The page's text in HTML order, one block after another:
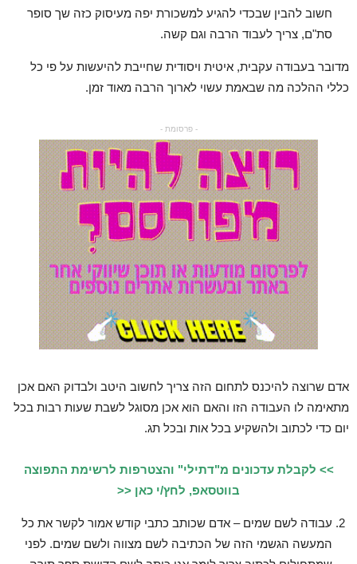
חשוב להבין שבכדי להגיע למשכורת יפה מעיסוק כזה שך סופר
סת"ם, צריך לעבוד הרבה וגם קשה.
מדובר בעבודה עקבית, איטית ויסודית שחייבת להיעשות על פי כל
כללי ההלכה מה שבאמת עשוי לארוך הרבה מאוד זמן.
- פרסומת -
אדם שרוצה להיכנס לתחום הזה צריך לחשוב היטב ולבדוק האם אכן
מתאימה לו העבודה הזו והאם הוא אכן מסוגל לשבת שעות רבות בכל
יום כדי לכתוב ולהשקיע בכל אות ובכל תג.
>> לקבלת עדכונים מ"דתילי" והצטרפות לרשימת התפוצה
בווטסאפ, לחץ/י כאן <<
עבודה לשם שמים – אדם שכותב כתבי קודש אמור לקשר את כל
המעשה הגשמי הזה של הכתיבה לשם מצווה ולשם שמים. לפני